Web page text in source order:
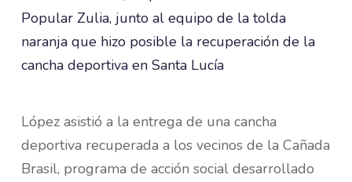
López asistió a la entrega de una cancha
deportiva recuperada a los vecinos de la Cañada
Brasil, programa de acción social desarrollado